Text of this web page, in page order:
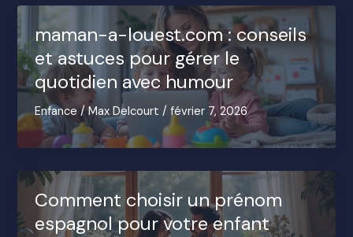
maman-a-louest.com : conseils
et astuces pour gérer le
quotidien avec humour
Enfance/Max Delcourt/février 7, 2026
Comment choisir un prénom
espagnol pour votre enfant